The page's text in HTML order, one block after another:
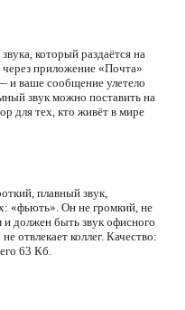
который раздаётся на
приложение «Почта»
ваше сообщение улетело
звук можно поставить на
для тех, кто живёт в мире
плавный звук,
«фьють». Он не громкий, не
должен быть звук офисного
отвлекает коллег. Качество:
63 Кб.